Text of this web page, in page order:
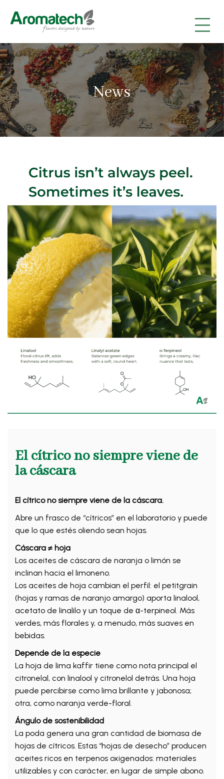
|
|
|
News
El cítrico no siempre viene de
la cáscara
El cítrico no siempre viene de la cáscara.
Abre un frasco de “cítricos” en el laboratorio y puede
que lo que estés oliendo sean hojas.
Cáscara ≠ hoja
Los aceites de cáscara de naranja o limón se
inclinan hacia el limoneno.
Los aceites de hoja cambian el perfil: el petitgrain
(hojas y ramas de naranjo amargo) aporta linalool,
acetato de linalilo y un toque de α-terpineol. Más
verdes, más florales y, a menudo, más suaves en
bebidas.
Depende de la especie
La hoja de lima kaffir tiene como nota principal el
citronelal, con linalool y citronelol detrás. Una hoja
puede percibirse como lima brillante y jabonosa;
otra, como naranja verde-floral.
Ángulo de sostenibilidad
La poda genera una gran cantidad de biomasa de
hojas de cítricos. Estas “hojas de desecho” producen
aceites ricos en terpenos oxigenados: materiales
utilizables y con carácter, en lugar de simple abono.